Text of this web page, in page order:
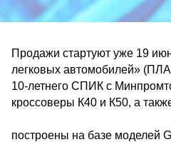
Продажи стартуют уже 19
легковых автомобилей»
10-летнего СПИК с
кроссоверы К40 и К50, а
построены на базе моделей